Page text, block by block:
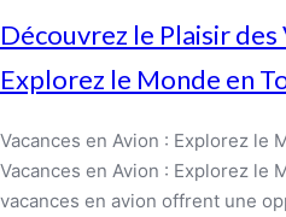
Découvrez le Plaisir des
Explorez le Monde en
Vacances en Avion : Explorez le
Vacances en Avion : Explorez le
vacances en avion offrent une